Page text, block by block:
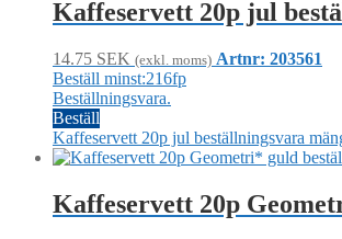
Kaffeservett 20p jul
14.75 SEK (exkl. moms) Artnr: 203561
Beställ minst:216fp
Beställningsvara.
Beställ
Kaffeservett 20p jul beställningsvara
Kaffeservett 20p